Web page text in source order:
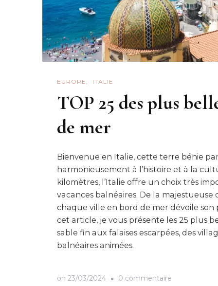
EUROPE ITALIE
TOP 25 des plus
de mer
Bienvenue en Italie, cette terre bénie
harmonieusement à l’histoire et à la
kilomètres, l’Italie offre un choix très
vacances balnéaires. De la
chaque ville en bord de mer dévoile
cet article, je vous présente les 25 plus
sable fin aux falaises escarpées, des
balnéaires animées.
on 23/03/2024 0 commentaire